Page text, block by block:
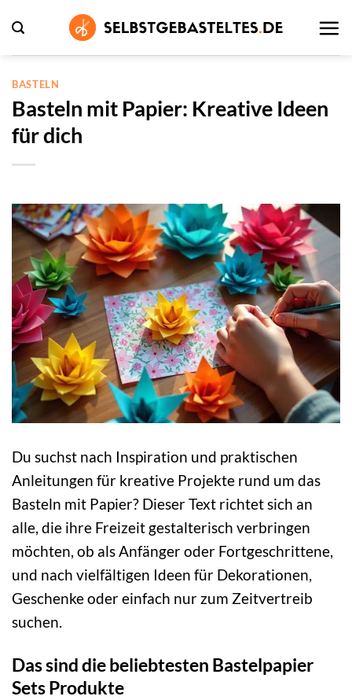
Inhalt
springen
BASTELN
Basteln mit Papier: Kreative Ideen
für dich
Du suchst nach Inspiration und praktischen
Anleitungen für kreative Projekte rund um das
Basteln mit Papier? Dieser Text richtet sich an
alle, die ihre Freizeit gestalterisch verbringen
möchten, ob als Anfänger oder Fortgeschrittene,
und nach vielfältigen Ideen für Dekorationen,
Geschenke oder einfach nur zum Zeitvertreib
suchen.
Das sind die beliebtesten Bastelpapier
Sets Produkte